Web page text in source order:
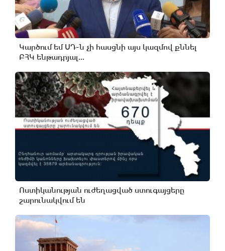
Կարծում եմ ՍԴ-ն չի հասցնի այս կազմով քննել
ԲՀԿ ենթադրյալ...
Ոստիկանության ուժեղացված ստուգայցերը
շարունակվում են